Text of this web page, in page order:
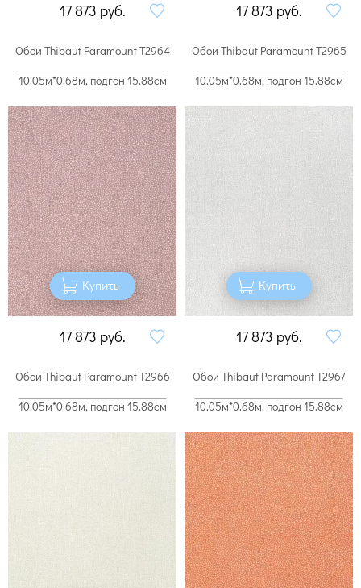
17 873 руб. 17 873 руб.
Обои Thibaut Paramount T2964
10.05м*0.68м, подгон 15.88см
Купить
17 873 руб.
Обои Thibaut Paramount T2965
10.05м*0.68м, подгон 15.88см
Купить
17 873 руб.
Обои Thibaut Paramount T2966
10.05м*0.68м, подгон 15.88см
Обои Thibaut Paramount T2967
10.05м*0.68м, подгон 15.88см